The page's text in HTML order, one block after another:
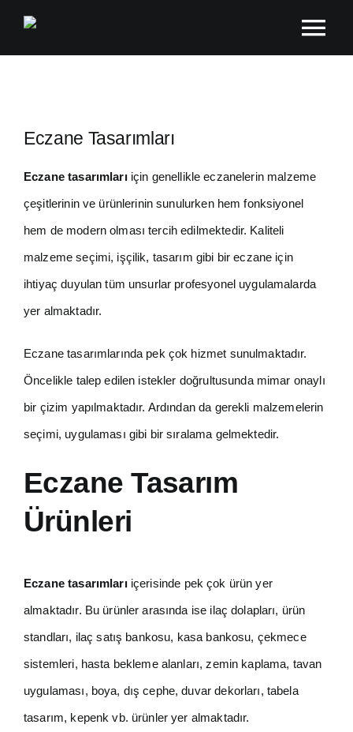
Hakkında
Çalışmalar
Blog
İletişim
Render Fiyatı Hesapla
Eczane Tasarımları
Eczane tasarımlarıiçin genellikle eczanelerin malzeme
çeşitlerinin ve ürünlerinin sunulurken hem fonksiyonel
hem de modern olması tercih edilmektedir. Kaliteli
malzeme seçimi, işçilik, tasarım gibi bir eczane için
ihtiyaç duyulan tüm unsurlar profesyonel uygulamalarda
yer almaktadır.
Eczane tasarımlarında pek çok hizmet sunulmaktadır.
Öncelikle talep edilen istekler doğrultusunda mimar onaylı
bir çizim yapılmaktadır. Ardından da gerekli malzemelerin
seçimi, uygulaması gibi bir sıralama gelmektedir.
Eczane Tasarım
Ürünleri
Eczane tasarımlarıiçerisinde pek çok ürün yer
almaktadır. Bu ürünler arasında ise ilaç dolapları, ürün
standları, ilaç satış bankosu, kasa bankosu, çekmece
sistemleri, hasta bekleme alanları, zemin kaplama, tavan
uygulaması, boya, dış cephe, duvar dekorları, tabela
tasarım, kepenk vb. ürünler yer almaktadır.